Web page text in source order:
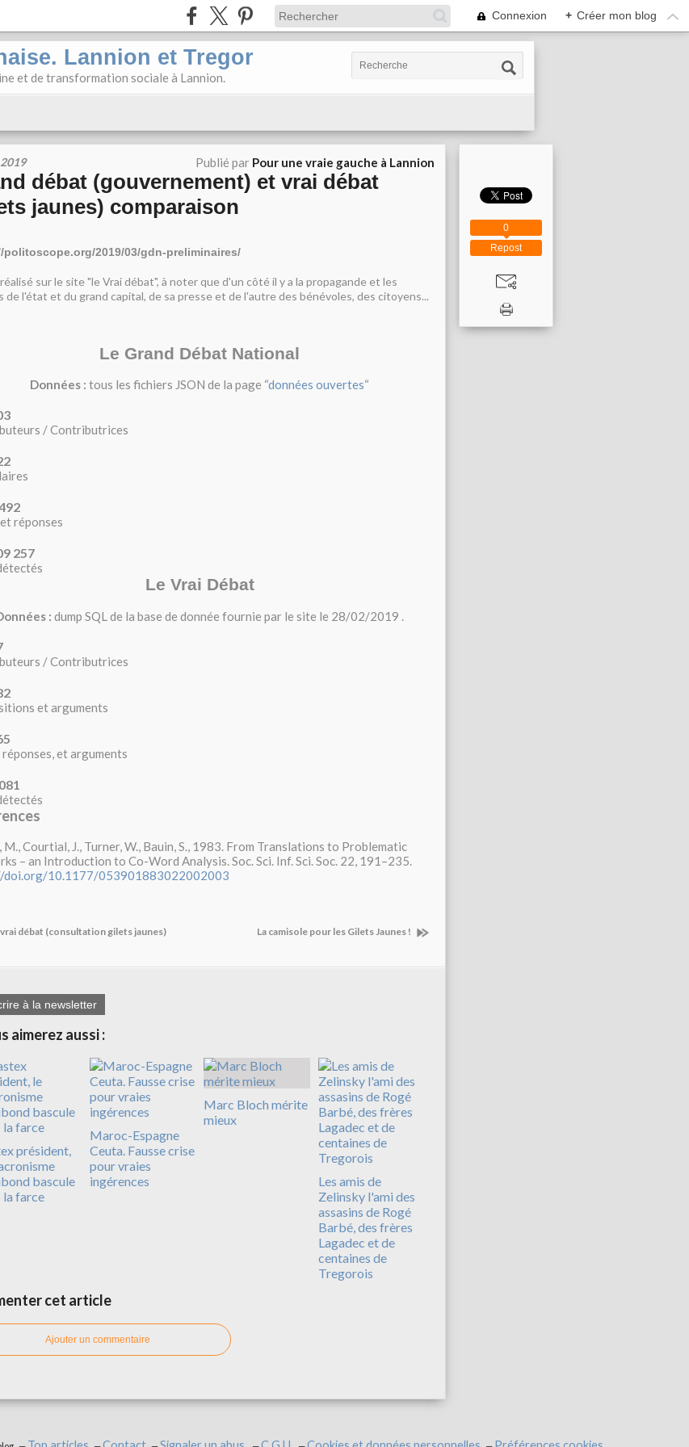
Connexion + Créer mon blog
Lannion et Tregor
et de transformation sociale à Lannion.
Publié par Pour une vraie gauche à Lannion
débat (gouvernement) et vrai débat
jaunes) comparaison
politoscope.org/2019/03/gdn-preliminaires/
sur le site "le Vrai débat", à noter que d'un côté il y a la propagande et les
de l'état et du grand capital, de sa presse et de l'autre des bénévoles, des citoyens...
Le Grand Débat National
Données : tous les fichiers JSON de la page “données ouvertes“
/ Contributrices
réponses
257
Le Vrai Débat
: dump SQL de la base de donnée fournie par le site le 28/02/2019 .
/ Contributrices
et arguments
et arguments
081
M., Courtial, J., Turner, W., Bauin, S., 1983. From Translations to Problematic
– an Introduction to Co-Word Analysis. Soc. Sci. Inf. Sci. Soc. 22, 191–235.
doi.org/10.1177/053901883022002003
vrai débat (consultation gilets jaunes) La camisole pour les Gilets Jaunes !
à la newsletter
aimerez aussi :
président,
bascule
la farce
Maroc-Espagne
Ceuta. Fausse crise
pour vraies
ingérences
Marc Bloch mérite
mieux
Les amis de
Zelinsky l'ami des
assasins de Rogé
Barbé, des frères
Lagadec et de
centaines de
Tregorois
cet article
Ajouter un commentaire
Repost
0